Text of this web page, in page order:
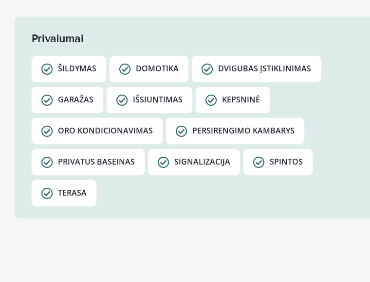
Privalumai
ŠILDYMAS DOMOTIKA DVIGUBAS ĮSTIKLINIMAS
GARAŽAS IŠSIUNTIMAS KEPSNINĖ
ORO KONDICIONAVIMAS PERSIRENGIMO KAMBARYS
PRIVATUS BASEINAS SIGNALIZACIJA SPINTOS
TERASA